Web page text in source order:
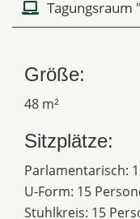
Tagungsraum
Größe:
48 m²
Sitzplätze:
Parlamentarisch:
U-Form: 15
Stuhlkreis: 15